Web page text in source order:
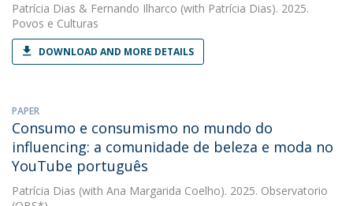
Patrícia Dias & Fernando Ilharco (with Patrícia Dias). 2025.
Povos e Culturas
DOWNLOAD AND MORE DETAILS
PAPER
Consumo e consumismo no mundo do
influencing: a comunidade de beleza e moda no
YouTube português
Patrícia Dias (with Ana Margarida Coelho). 2025. Observatorio